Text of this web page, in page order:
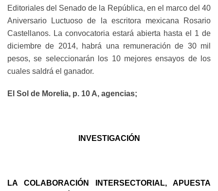
Editoriales del Senado de la República, en el marco del 40
Aniversario Luctuoso de la escritora mexicana Rosario
Castellanos. La convocatoria estará abierta hasta el 1 de
diciembre de 2014, habrá una remuneración de 30 mil
pesos, se seleccionarán los 10 mejores ensayos de los
cuales saldrá el ganador.
El Sol de Morelia, p. 10 A, agencias;
INVESTIGACIÓN
LA COLABORACIÓN INTERSECTORIAL, APUESTA